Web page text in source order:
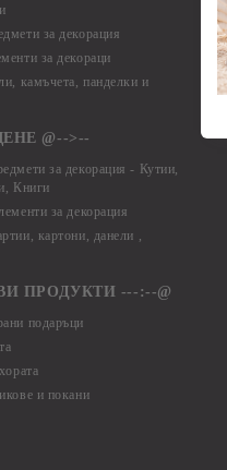
за декорация
за декораци
камъчета, панделки и
@-->--
за декорация - Кутии,
Книги
за декорация
картони, данели ,
ПРОДУКТИ ---:--@
подаръци
и покани